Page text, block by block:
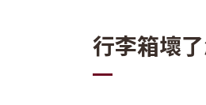
行李箱壞